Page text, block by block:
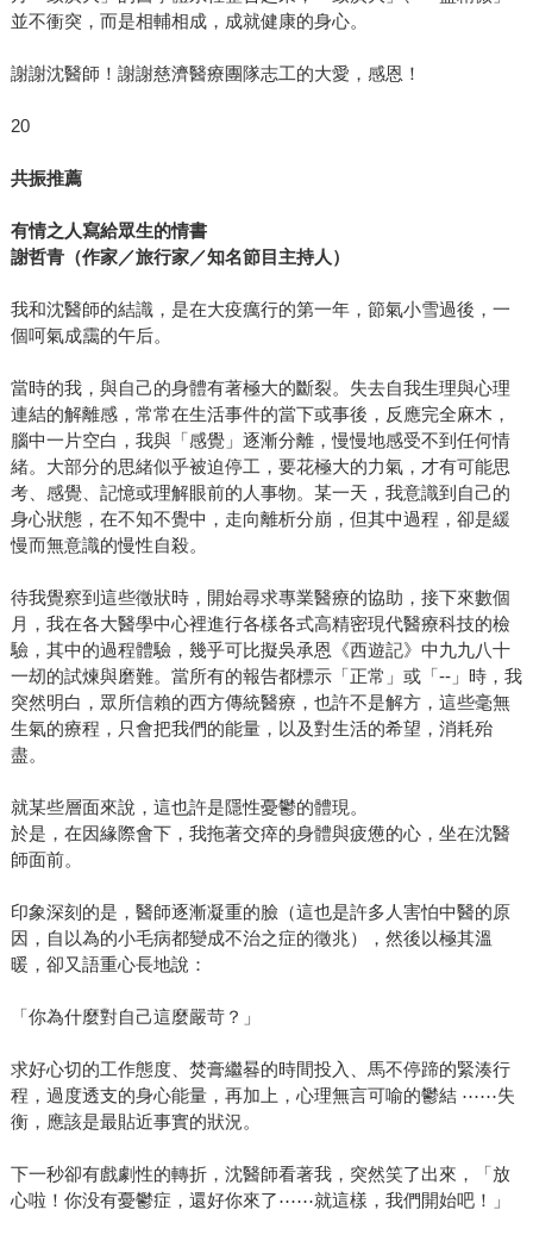
並不衝突，而是相輔相成，成就健康的身心。
謝謝沈醫師！謝謝慈濟醫療團隊志工的大愛，感恩！
20
共振推薦
有情之人寫給眾生的情書
謝哲青（作家／旅行家／知名節目主持人）
我和沈醫師的結識，是在大疫癘行的第一年，節氣小雪過後，一
個呵氣成靄的午后。
當時的我，與自己的身體有著極大的斷裂。失去自我生理與心理
連結的解離感，常常在生活事件的當下或事後，反應完全麻木，
腦中一片空白，我與「感覺」逐漸分離，慢慢地感受不到任何情
緒。大部分的思緒似乎被迫停工，要花極大的力氣，才有可能思
考、感覺、記憶或理解眼前的人事物。某一天，我意識到自己的
身心狀態，在不知不覺中，走向離析分崩，但其中過程，卻是緩
慢而無意識的慢性自殺。
待我覺察到這些徵狀時，開始尋求專業醫療的協助，接下來數個
月，我在各大醫學中心裡進行各樣各式高精密現代醫療科技的檢
驗，其中的過程體驗，幾乎可比擬吳承恩《西遊記》中九九八十
一刼的試煉與磨難。當所有的報告都標示「正常」或「--」時，我
突然明白，眾所信賴的西方傳統醫療，也許不是解方，這些毫無
生氣的療程，只會把我們的能量，以及對生活的希望，消耗殆
盡。
就某些層面來說，這也許是隱性憂鬱的體現。
於是，在因緣際會下，我拖著交瘁的身體與疲憊的心，坐在沈醫
師面前。
印象深刻的是，醫師逐漸凝重的臉（這也是許多人害怕中醫的原
因，自以為的小毛病都變成不治之症的徵兆），然後以極其溫
暖，卻又語重心長地說：
「你為什麼對自己這麼嚴苛？」
求好心切的工作態度、焚膏繼晷的時間投入、馬不停蹄的緊湊行
程，過度透支的身心能量，再加上，心理無言可喻的鬱結 ⋯⋯失
衡，應該是最貼近事實的狀況。
下一秒卻有戲劇性的轉折，沈醫師看著我，突然笑了出來，「放
心啦！你没有憂鬱症，還好你來了⋯⋯就這樣，我們開始吧！」